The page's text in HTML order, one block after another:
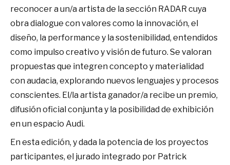
reconocer a un/a artista de la sección RADAR cuya
obra dialogue con valores como la innovación, el
diseño, la performance y la sostenibilidad, entendidos
como impulso creativo y visión de futuro. Se valoran
propuestas que integren concepto y materialidad
con audacia, explorando nuevos lenguajes y procesos
conscientes. El/la artista ganador/a recibe un premio,
difusión oficial conjunta y la posibilidad de exhibición
en un espacio Audi.
En esta edición, y dada la potencia de los proyectos
participantes, el jurado integrado por Patrick